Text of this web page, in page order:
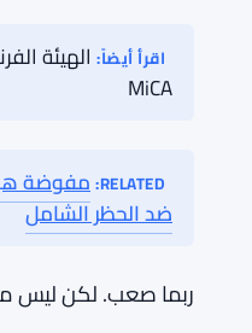
واستعداد
موزعة بدون مالك
إذا كان يمكن
اقرأ أيضاً: